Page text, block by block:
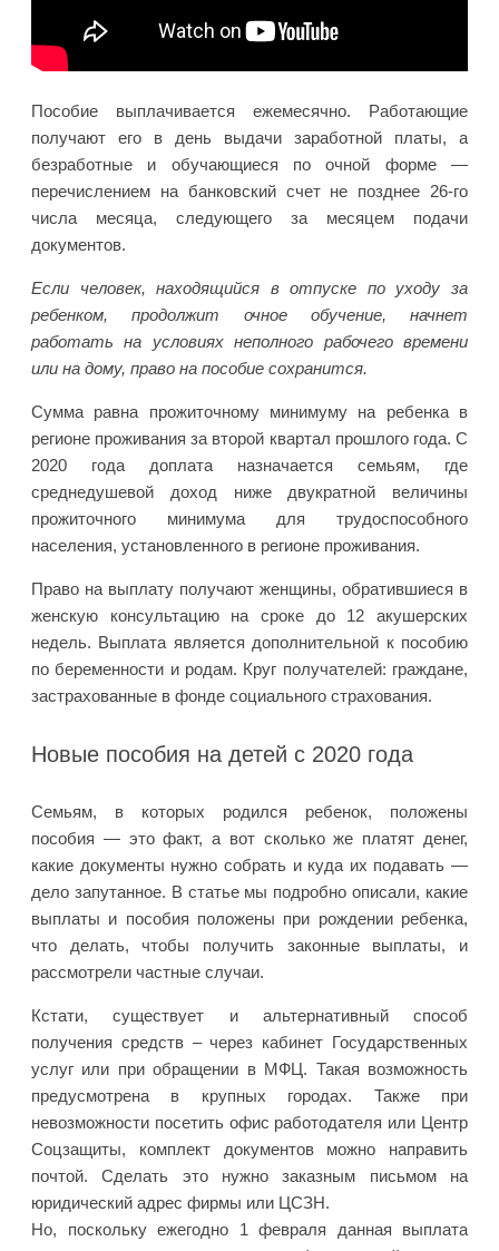
Пособие выплачивается ежемесячно. Работающие
получают его в день выдачи заработной платы, а
безработные и обучающиеся по очной форме —
перечислением на банковский счет не позднее 26-го
числа месяца, следующего за месяцем подачи
документов.
Если человек, находящийся в отпуске по уходу за
ребенком, продолжит очное обучение, начнет
работать на условиях неполного рабочего времени
или на дому, право на пособие сохранится.
Сумма равна прожиточному минимуму на ребенка в
регионе проживания за второй квартал прошлого года. С
2020 года доплата назначается семьям, где
среднедушевой доход ниже двукратной величины
прожиточного минимума для трудоспособного
населения, установленного в регионе проживания.
Право на выплату получают женщины, обратившиеся в
женскую консультацию на сроке до 12 акушерских
недель. Выплата является дополнительной к пособию
по беременности и родам. Круг получателей: граждане,
застрахованные в фонде социального страхования.
Новые пособия на детей с 2020 года
Семьям, в которых родился ребенок, положены
пособия — это факт, а вот сколько же платят денег,
какие документы нужно собрать и куда их подавать —
дело запутанное. В статье мы подробно описали, какие
выплаты и пособия положены при рождении ребенка,
что делать, чтобы получить законные выплаты, и
рассмотрели частные случаи.
Кстати, существует и альтернативный способ
получения средств – через кабинет Государственных
услуг или при обращении в МФЦ. Такая возможность
предусмотрена в крупных городах. Также при
невозможности посетить офис работодателя или Центр
Соцзащиты, комплект документов можно направить
почтой. Сделать это нужно заказным письмом на
юридический адрес фирмы или ЦСЗН.
Но, поскольку ежегодно 1 февраля данная выплата